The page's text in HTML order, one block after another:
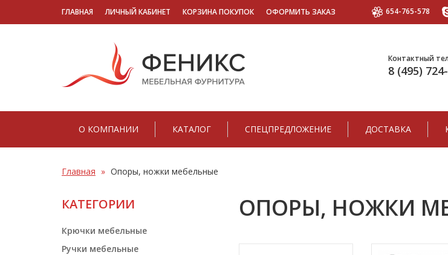
ГЛАВНАЯ ЛИЧНЫЙ КАБИНЕТ КОРЗИНА ПОКУПОК ОФОРМИТЬ ЗАКАЗ 654-765-578
Контактный
8 (495)
О КОМПАНИИ КАТАЛОГ СПЕЦПРЕДЛОЖЕНИЕ ДОСТАВКА
Главная Опоры, ножки мебельные
КАТЕГОРИИ
Крючки мебельные
Ручки мебельные
ОПОРЫ, НОЖКИ